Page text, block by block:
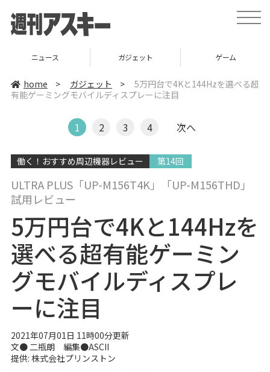
t
o
v
ニュース ガジェット ゲーム
home > ガジェット >
5万円台で4Kと144Hzを選べる超
有能ゲーミングモバイルディスプレーに注目
1 2 3 4 次へ
働く！おすすめ周辺機器レビュー 第14回
ULTRA PLUS「UP-M156T4K」「UP-M156THD」
試用レビュー
5万円台で4Kと144Hzを
選べる超有能ゲーミン
グモバイルディスプレ
ーに注目
2021年07月01日 11時00分更新
文● 二瓶朗 編集●ASCII
提供: 株式会社プリンストン